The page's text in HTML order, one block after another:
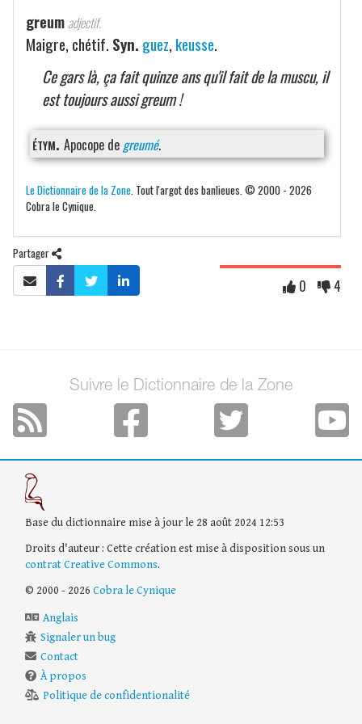
greum adjectif.
Maigre, chétif. Syn. guez, keusse.
Ce gars là, ça fait quinze ans qu'il fait de la muscu, il
est toujours aussi greum !
étym. Apocope de greumé.
Le Dictionnaire de la Zone . Tout l'argot des banlieues. © 2000 - 2026
Cobra le Cynique.
Partager
0 4
Suivre le Dictionnaire de la Zone
Base du dictionnaire mise à jour le 28 août 2024 12:53
Droits d'auteur : Cette création est mise à disposition sous un
contrat Creative Commons.
© 2000 - 2026 Cobra le Cynique
Anglais
Signaler un bug
Contact
À propos
Politique de confidentionalité